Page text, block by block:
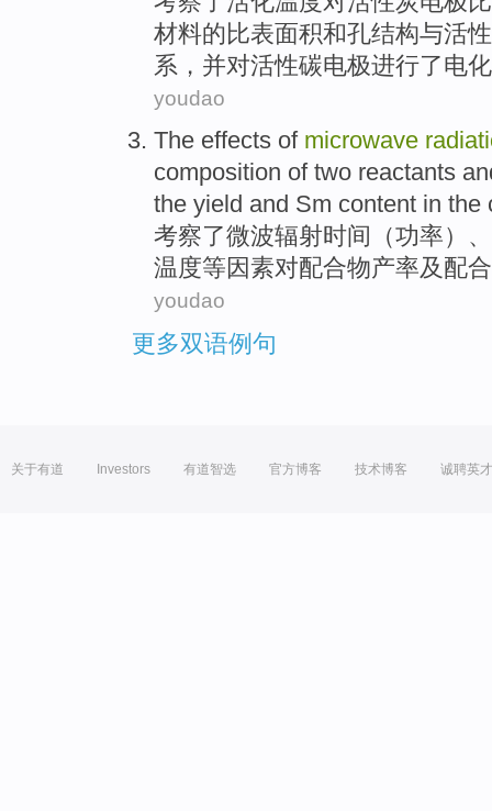
材料的 比表面积和孔结构与活
系， 并对活性碳电极进行了电
youdao
The effects of microwave
composition oftwo reactants
the yield and Sm content in the
考察了微波辐射时间 （功率）
温度等因素对配合物产率及 配
youdao
更多双语例句
关于有道 Investors 有道智选 官方博客 技术博客 诚聘英才